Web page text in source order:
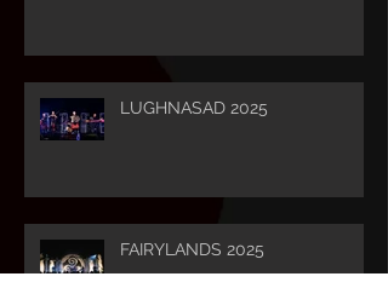
LUGHNASAD 2025
FAIRYLANDS 2025